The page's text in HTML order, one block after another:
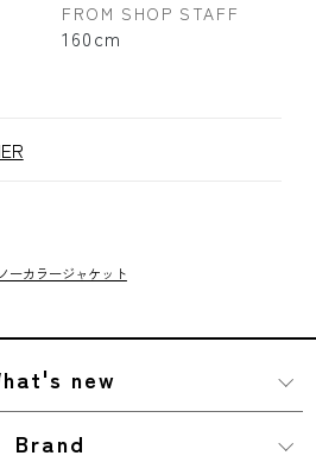
FROM SHOP STAFF
160cm
ーカラージャケット
new
Brand